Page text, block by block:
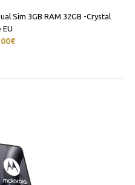
Sim 3GB RAM 32GB -Crystal
EU